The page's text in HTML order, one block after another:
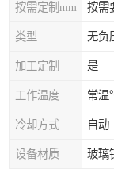
按需定制mm 按需
类型 无负
加工定制 是
工作温度 常
冷却方式 自动
设备材质 玻璃